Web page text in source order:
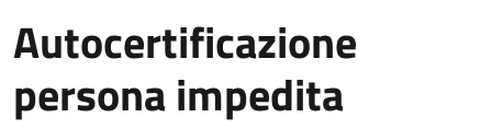
Autocertificazione
persona impedita